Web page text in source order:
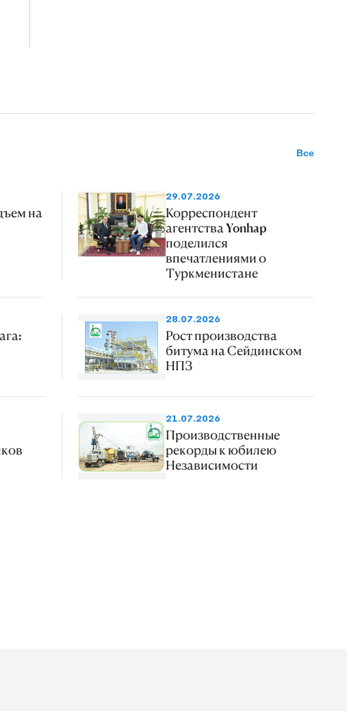
Все
на
29.07.2026
Корреспондент
агентства Yonhap
поделился
впечатлениями о
Туркменистане
28.07.2026
Рост производства
битума на Сейдинском
НПЗ
21.07.2026
Производственные
рекорды к юбилею
Независимости